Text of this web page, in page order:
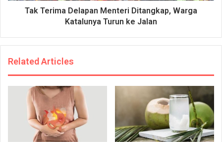
Tak Terima Delapan Menteri Ditangkap, Warga
Katalunya Turun ke Jalan
Related Articles